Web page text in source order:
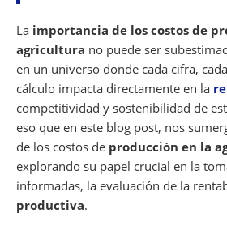
o
k
p
La importancia de los costos de
agricultura no puede ser
en un universo donde cada cifra,
cálculo impacta directamente en la
competitividad y sostenibilidad de
eso que en este blog post, nos
de los costos de producción en la
explorando su papel crucial en la
informadas, la evaluación de la
productiva.